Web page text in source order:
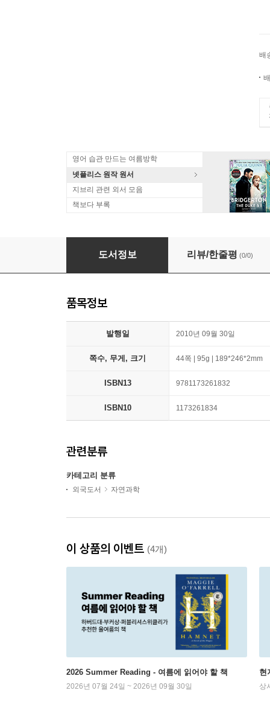
배
영어 습관 만드는 여름방학
넷플리스 원작 원서
지브리 관련 외서 모음
책보다 부록
Ueber Den Einfluss Der Krummung Der
도서정보 리뷰/한줄평 (0/0)
품목정보
발행일 2010년 09월 30일
쪽수, 무게, 크기 44쪽 | 95g | 189*246*2mm
ISBN13 9781173261832
ISBN10 1173261834
관련분류
카테고리 분류
외국도서 자연과학
이 상품의 이벤트 (4개)
2026 Summer Reading - 여름에 읽어야 할 책
2026년 07월 24일 ~ 2026년 09월 30일
현
상